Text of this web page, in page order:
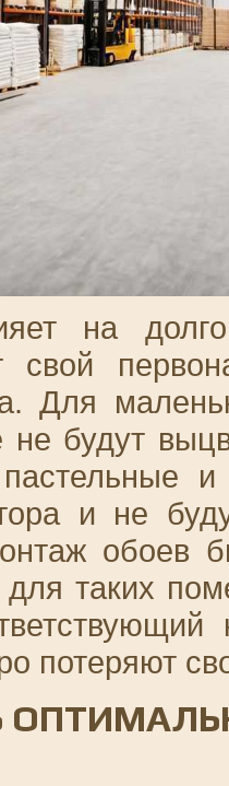
на
свой
Для
не будут
и не
обоев
таких
потеряют